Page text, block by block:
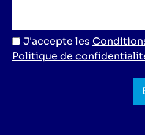
J'accepte les
Politique de